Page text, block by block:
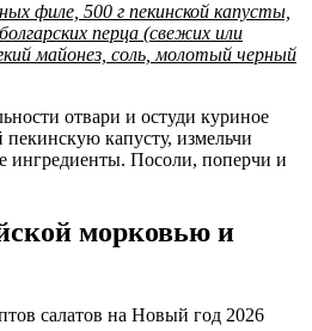
филе, 500 г пекинской капусты,
перца (свежих или
майонез, соль, молотый черный
отвари и остуди куриное
капусту, измельчи
ингредиенты. Посоли, поперчи и
морковью и